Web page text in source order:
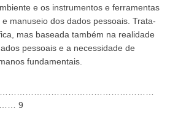
e os instrumentos e ferramentas
manuseio dos dados pessoais. Trata-
mas baseada também na realidade
pessoais e a necessidade de
fundamentais.
9